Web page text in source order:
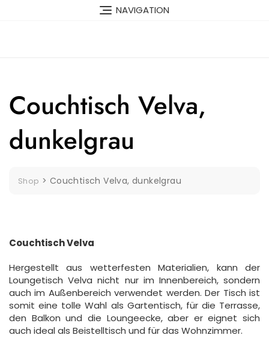
NAVIGATION
Couchtisch Velva,
dunkelgrau
Shop > Couchtisch Velva, dunkelgrau
Couchtisch Velva
Hergestellt aus wetterfesten Materialien, kann der
Loungetisch Velva nicht nur im Innenbereich, sondern
auch im Außenbereich verwendet werden. Der Tisch ist
somit eine tolle Wahl als Gartentisch, für die Terrasse,
den Balkon und die Loungeecke, aber er eignet sich
auch ideal als Beistelltisch und für das Wohnzimmer.